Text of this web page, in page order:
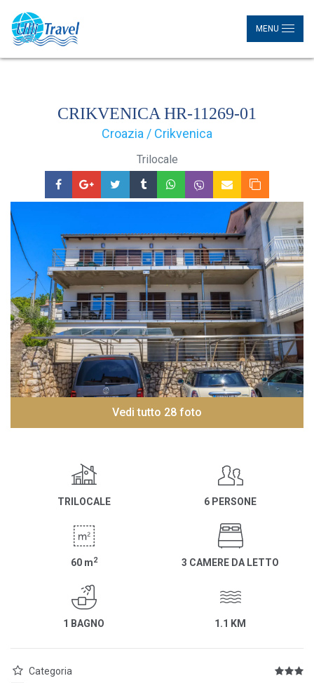
MENU
CRIKVENICA HR-11269-01
Croazia / Crikvenica
Trilocale
Vedi tutto 28 foto
TRILOCALE 6 PERSONE
60 m2 3 CAMERE DA LETTO
1 BAGNO 1.1 KM
Categoria